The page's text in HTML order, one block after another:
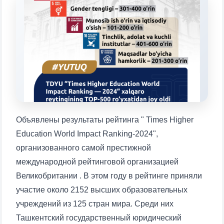
Объявлены результаты рейтинга " Times Higher
Education World Impact Ranking-2024",
организованного самой престижной
международной рейтинговой организацией
Великобритании . В этом году в рейтинге приняли
участие около 2152 высших образовательных
учреждений из 125 стран мира. Среди них
Ташкентский государственный юридический
Выберите тему — затем появятся
конкретные вопросы:
1. Документы (бакалавр) (5)
3. Собеседование (бакалавр) (8)
4. Собеседование (магистр) (5)
6. Онлайн-заявки (15) 7. Колл-центр (4)
8. Квота (бакалавриат) (1) 9. Квота (магистратура) (1)
✉️ Написать администратору